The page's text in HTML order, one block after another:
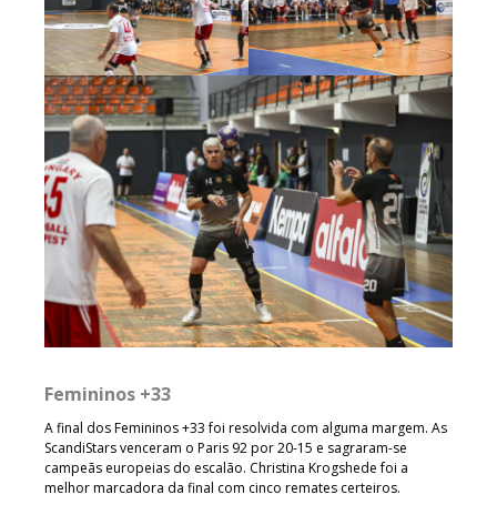
Femininos +33
A final dos Femininos +33 foi resolvida com alguma margem. As
ScandiStars venceram o Paris 92 por 20-15 e sagraram-se
campeãs europeias do escalão. Christina Krogshede foi a
melhor marcadora da final com cinco remates certeiros.